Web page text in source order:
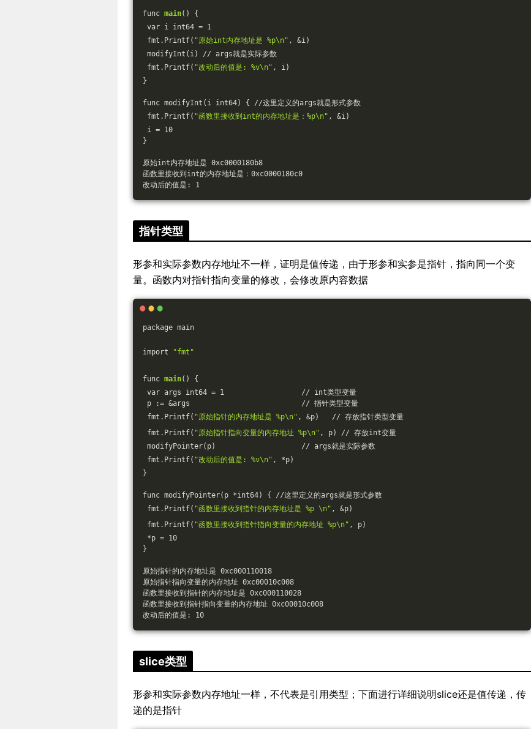
func main() {
var i int64 = 1
fmt.Printf( "原始int内存地址是 %p\n" , &i)
modifyInt(i) // args就是实际参数
fmt.Printf( "改动后的值是: %v\n" , i)
}
func modifyInt(i int64) { //这里定义的args就是形式参数
fmt.Printf( "函数里接收到int的内存地址是：%p\n" , &i)
i = 10
}
原始int内存地址是 0xc0000180b8
函数里接收到int的内存地址是：0xc0000180c0
改动后的值是: 1
指针类型
形参和实际参数内存地址不一样，证明是值传递，由于形参和实参是指针，指向同一个变
量。函数内对指针指向变量的修改，会修改原内容数据
package main
import "fmt"
func main() {
var args int64 = 1                  // int类型变量
p := &args                          // 指针类型变量
fmt.Printf( "原始指针的内存地址是 %p\n" , &p)   // 存放指针类型变量
fmt.Printf( "原始指针指向变量的内存地址 %p\n" , p) // 存放int变量
modifyPointer(p)                    // args就是实际参数
fmt.Printf( "改动后的值是: %v\n" , *p)
}
func modifyPointer(p *int64) { //这里定义的args就是形式参数
fmt.Printf( "函数里接收到指针的内存地址是 %p \n" , &p)
fmt.Printf( "函数里接收到指针指向变量的内存地址 %p\n" , p)
*p = 10
}
原始指针的内存地址是 0xc000110018
原始指针指向变量的内存地址 0xc00010c008
函数里接收到指针的内存地址是 0xc000110028
函数里接收到指针指向变量的内存地址 0xc00010c008
改动后的值是: 10
slice类型
形参和实际参数内存地址一样，不代表是引用类型；下面进行详细说明slice还是值传递，传
递的是指针